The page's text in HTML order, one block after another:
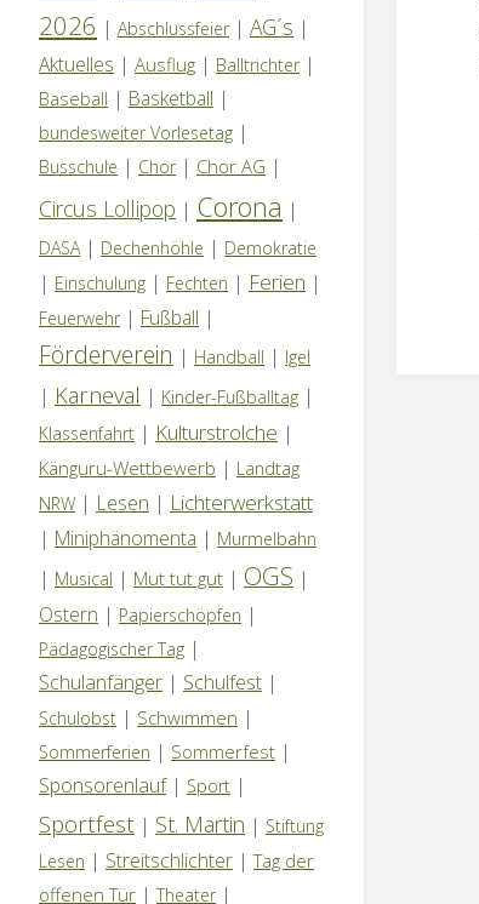
2026 | Abschlussfeier | AG´s |
Aktuelles | Ausflug | Balltrichter |
Baseball | Basketball |
bundesweiter Vorlesetag |
Busschule | Chor | Chor AG |
Circus Lollipop | Corona |
DASA| Dechenhöhle | Demokratie
| Einschulung | Fechten | Ferien |
Feuerwehr | Fußball |
Förderverein | Handball | Igel
| Karneval | Kinder-Fußballtag |
Klassenfahrt | Kulturstrolche |
Känguru-Wettbewerb | Landtag
NRW | Lesen | Lichterwerkstatt
| Miniphänomenta | Murmelbahn
| Musical | Mut tut gut | OGS |
Ostern | Papierschöpfen |
Pädagogischer Tag |
Schulanfänger | Schulfest |
Schulobst | Schwimmen |
Sommerferien | Sommerfest |
Sponsorenlauf| Sport |
Sportfest | St. Martin | Stiftung
Lesen | Streitschlichter |Tag der
offenen Tür | Theater |